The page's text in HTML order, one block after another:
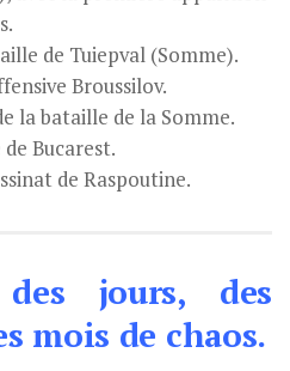
de Tuiepval (Somme).
Broussilov.
la bataille de la Somme.
Bucarest.
de Raspoutine.
jours, des
mois de chaos.